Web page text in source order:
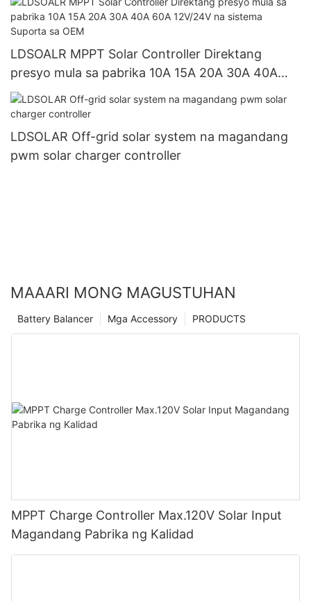
LDSOALR MPPT Solar Controller Direktang
presyo mula sa pabrika 10A 15A 20A 30A 40A
60A 12V/24V na sistema Suporta sa OEM
LDSOLAR Off-grid solar system na magandang
pwm solar charger controller
MAAARI MONG MAGUSTUHAN
PRODUCTS
Mga Accessory
Battery Balancer
MPPT Charge Controller Max.120V Solar Input
Magandang Pabrika ng Kalidad